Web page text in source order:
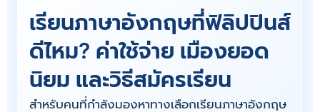
เรียนภาษาอังกฤษที่ฟิลิปปินส์
ดีไหม? ค่าใช้จ่าย เมืองยอด
นิยม และวิธีสมัครเรียน
สำหรับคนที่กำลังมองหาทางเลือกเรียนภาษาอังกฤษ